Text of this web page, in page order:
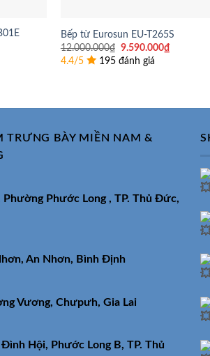
Bếp từ Eurosun EU-T265S
12.000.000₫ Giá
gốc
là:
9.590.000₫
4.4/5 195 đánh giá
TRƯNG BÀY MIỀN NAM &
Phường Phước Long , TP. Thủ Đức,
An Nhơn, Bình Định
Vương, Chưpưh, Gia Lai
Hội, Phước Long B, TP. Thủ